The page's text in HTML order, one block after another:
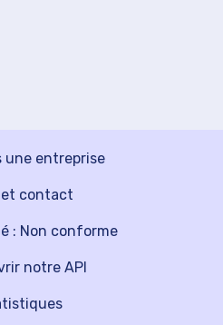
une entreprise
notre API
contact
: Non conforme